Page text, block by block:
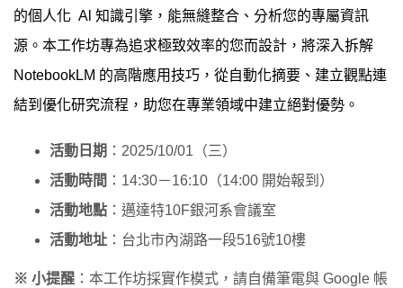
的個人化 Al 知識引擎，能無縫整合、分析您的專屬資訊
源。本工作坊專為追求極致效率的您而設計，將深入拆解
NotebookLM 的高階應用技巧，從自動化摘要、建立觀點連
結到優化研究流程，助您在專業領域中建立絕對優勢。
活動日期 ：2025/10/01（三）
活動時間 ：14:30－16:10（14:00 開始報到）
活動地點 ：邁達特10F銀河系會議室
活動地址 ：台北市內湖路一段516號10樓
※ 小提醒 ：本工作坊採實作模式，請自備筆電與 Google 帳